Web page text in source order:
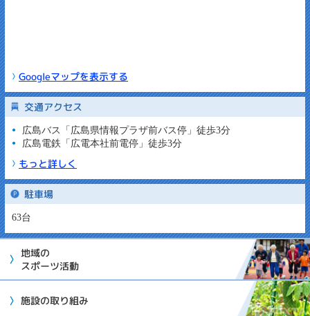
Googleマップを表示する
交通アクセス
広島バス「広島県情報プラザ前バス停」徒歩3分
広島電鉄「広電本社前電停」徒歩3分
もっと詳しく
駐車場
63台
地域の
スポーツ活動
施設の取り組み